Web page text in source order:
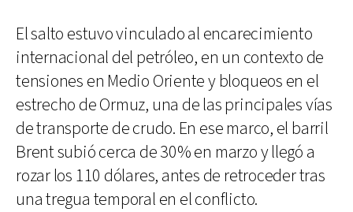
El salto estuvo vinculado al encarecimiento
internacional del petróleo, en un contexto de
tensiones en Medio Oriente y bloqueos en el
estrecho de Ormuz, una de las principales vías
de transporte de crudo. En ese marco, el barril
Brent subió cerca de 30% en marzo y llegó a
rozar los 110 dólares, antes de retroceder tras
una tregua temporal en el conflicto.